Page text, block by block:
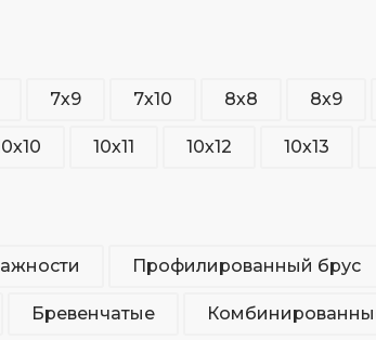
7х9 7х10 8х8 8х9
10х11 10х12 10х13
Профилированный брус
Бревенчатые